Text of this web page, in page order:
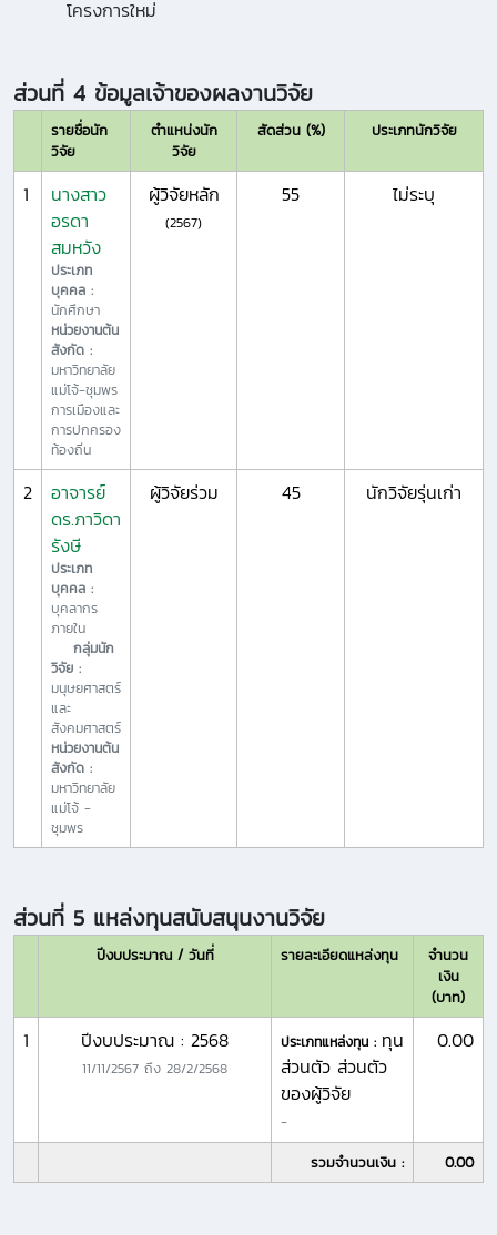
โครงการใหม่
ส่วนที่ 4 ข้อมูลเจ้าของผลงานวิจัย
รายชื่อนัก
วิจัย
ตำแหน่งนัก
วิจัย
สัดส่วน (%) ประเภทนักวิจัย
1
นางสาว
อรดา
สมหวัง
ประเภท
บุคคล :
นักศึกษา
หน่วยงานต้น
สังกัด :
มหาวิทยาลัย
แม่โจ้-ชุมพร
การเมืองและ
การปกครอง
ท้องถิ่น
ผู้วิจัยหลัก
(2567)
55 ไม่ระบุ
2
อาจารย์
ดร.ภาวิดา
รังษี
ประเภท
บุคคล :
บุคลากร
ภายใน
กลุ่มนัก
วิจัย :
มนุษยศาสตร์
และ
สังคมศาสตร์
หน่วยงานต้น
สังกัด :
มหาวิทยาลัย
แม่โจ้ -
ชุมพร
ผู้วิจัยร่วม 45 นักวิจัยรุ่นเก่า
ส่วนที่ 5 แหล่งทุนสนับสนุนงานวิจัย
ปีงบประมาณ / วันที่ รายละเอียดแหล่งทุน
จำนวน
เงิน
(บาท)
1 ปีงบประมาณ : 2568
11/11/2567 ถึง 28/2/2568
ประเภทแหล่งทุน : ทุน
ส่วนตัว ส่วนตัว
ของผู้วิจัย
-
0.00
รวมจำนวนเงิน : 0.00